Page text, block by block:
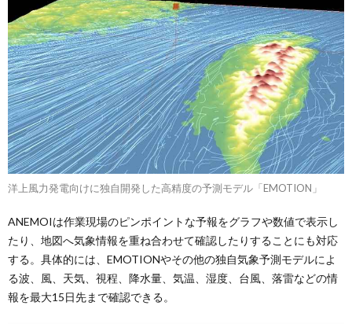
洋上風力発電向けに独自開発した高精度の予測モデル「EMOTION」
ANEMOIは作業現場のピンポイントな予報をグラフや数値で表示し
たり、地図へ気象情報を重ね合わせて確認したりすることにも対応
する。具体的には、EMOTIONやその他の独自気象予測モデルによ
る波、風、天気、視程、降水量、気温、湿度、台風、落雷などの情
報を最大15日先まで確認できる。